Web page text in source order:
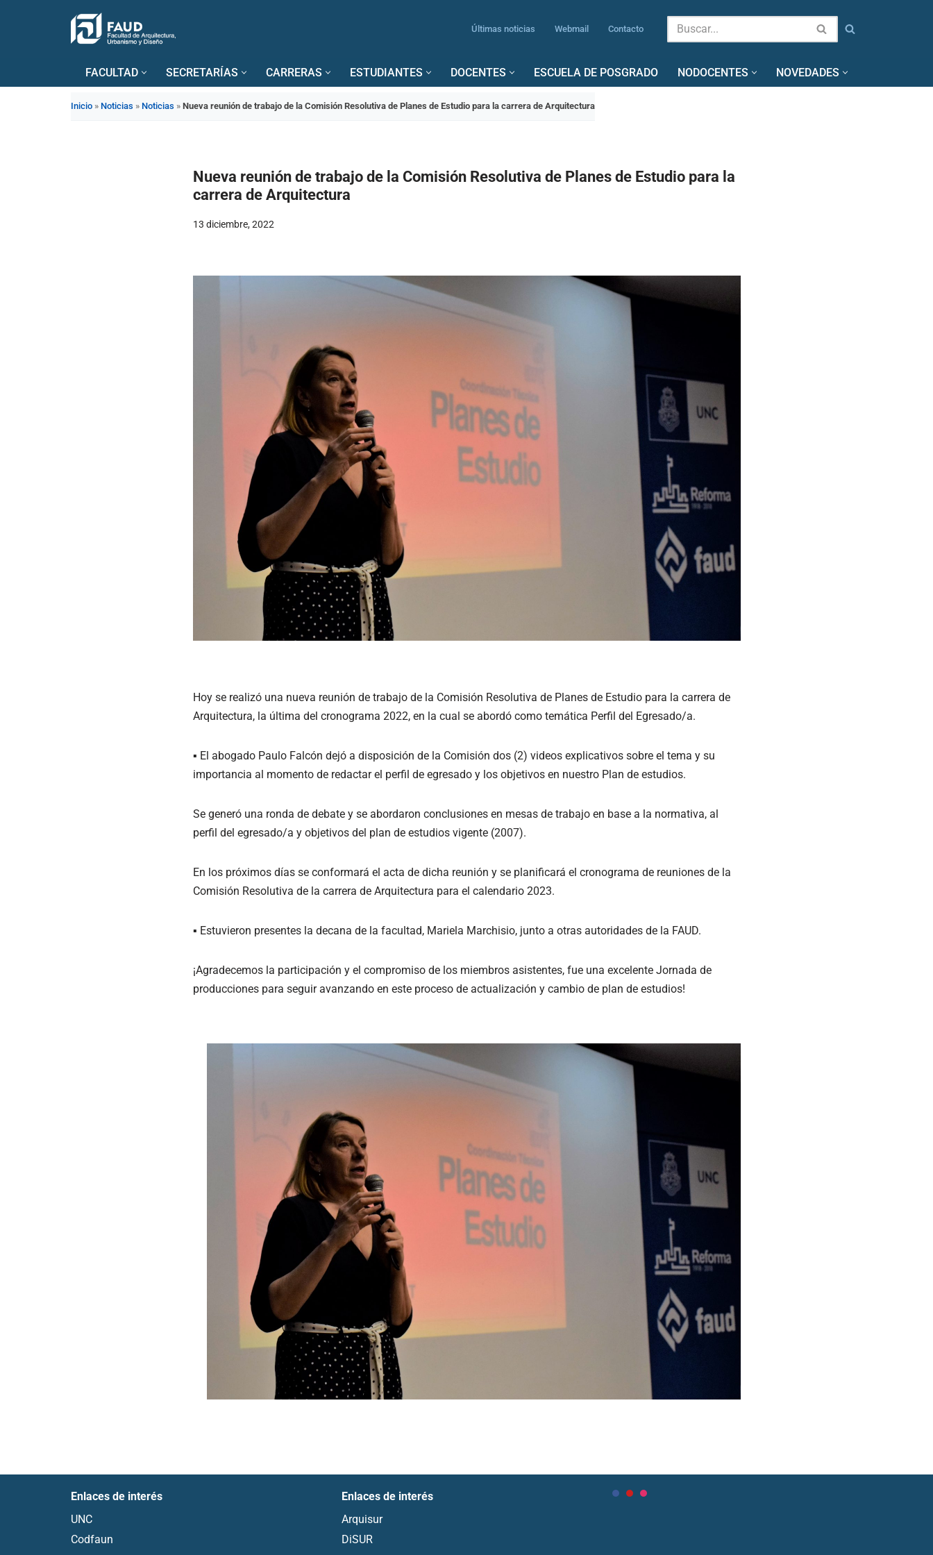
Últimas noticias Webmail Contacto
FACULTAD SECRETARÍAS CARRERAS ESTUDIANTES DOCENTES ESCUELA DE POSGRADO NODOCENTES NOVEDADES
Inicio » Noticias » Noticias » Nueva reunión de trabajo de la Comisión Resolutiva de Planes de Estudio para la carrera de Arquitectura
Nueva reunión de trabajo de la Comisión Resolutiva de Planes de Estudio para la
carrera de Arquitectura
13 diciembre, 2022
Hoy se realizó una nueva reunión de trabajo de la Comisión Resolutiva de Planes de Estudio para la carrera de
Arquitectura, la última del cronograma 2022, en la cual se abordó como temática Perfil del Egresado/a.
▪ El abogado Paulo Falcón dejó a disposición de la Comisión dos (2) videos explicativos sobre el tema y su
importancia al momento de redactar el perfil de egresado y los objetivos en nuestro Plan de estudios.
Se generó una ronda de debate y se abordaron conclusiones en mesas de trabajo en base a la normativa, al
perfil del egresado/a y objetivos del plan de estudios vigente (2007).
En los próximos días se conformará el acta de dicha reunión y se planificará el cronograma de reuniones de la
Comisión Resolutiva de la carrera de Arquitectura para el calendario 2023.
▪ Estuvieron presentes la decana de la facultad, Mariela Marchisio, junto a otras autoridades de la FAUD.
¡Agradecemos la participación y el compromiso de los miembros asistentes, fue una excelente Jornada de
producciones para seguir avanzando en este proceso de actualización y cambio de plan de estudios!
Enlaces de interés
UNC
Codfaun
Enlaces de interés
Arquisur
DiSUR